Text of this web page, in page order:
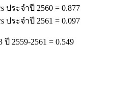
ประจำปี 2560 = 0.877
ประจำปี 2561 = 0.097
ปี 2559-2561 = 0.549